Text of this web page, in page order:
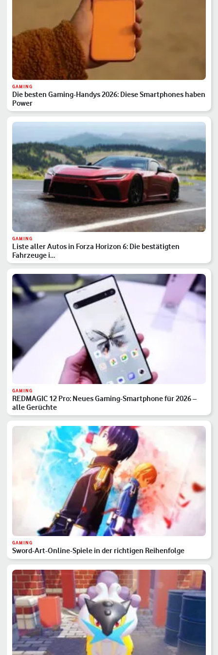
GAMING
Die besten Gaming-Handys 2026: Diese Smartphones haben
Power
GAMING
Liste aller Autos in Forza Horizon 6: Die bestätigten
Fahrzeuge i…
GAMING
REDMAGIC 12 Pro: Neues Gaming-Smartphone für 2026 –
alle Gerüchte
GAMING
Sword-Art-Online-Spiele in der richtigen Reihenfolge